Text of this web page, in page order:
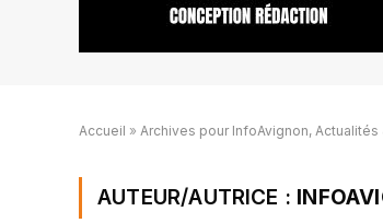
Accueil » Archives pour InfoAvignon,
AUTEUR/AUTRICE :